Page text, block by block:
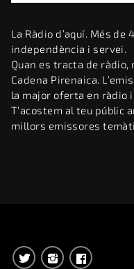
La Ràdio d’aquí. Més
independència i servei.
Quan es tracta de ràdio,
Cadena Pirenaica.
la major oferta en ràdio
T’acostem al teu públic
millors emissores